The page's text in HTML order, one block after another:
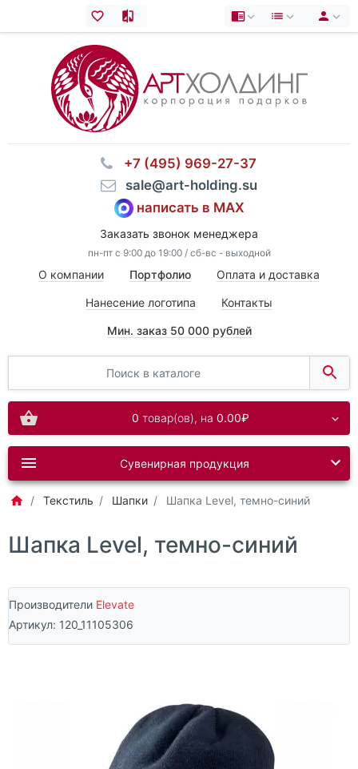
⠀+7 (495) 969-27-37
⠀sale@art-holding.su
написать в MAX
Заказать звонок менеджера
пн-пт с 9:00 до 19:00 / сб-вс - выходной
О компании Портфолио Оплата и доставка
Нанесение логотипа Контакты
Мин. заказ 50 000 рублей
0 товар(ов), на 0.00₽
Сувенирная продукция
Текстиль Шапки Шапка Level, темно-синий
Шапка Level, темно-синий
Производители Elevate
Артикул: 120_11105306